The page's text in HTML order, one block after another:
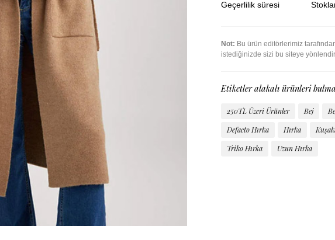
Geçerlilik süresi
Not: Bu ürün editörlerimiz
istediğinizde sizi bu siteye
Etiketler alakalı ürünleri
250TL Üzeri Ürünler Bej
Defacto Hırka
Hırka
Triko Hırka
Uzun Hırka